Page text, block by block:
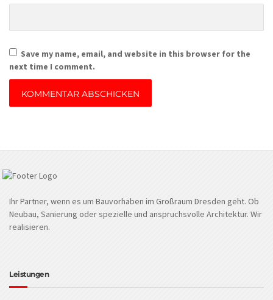
Save my name, email, and website in this browser for the
next time I comment.
Ihr Partner, wenn es um Bauvorhaben im Großraum Dresden geht. Ob
Neubau, Sanierung oder spezielle und anspruchsvolle Architektur. Wir
realisieren.
Leistungen